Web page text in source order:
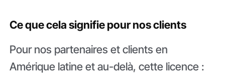
Ce que cela signifie pour nos clients
Pour nos partenaires et clients en
Amérique latine et au-delà, cette licence :